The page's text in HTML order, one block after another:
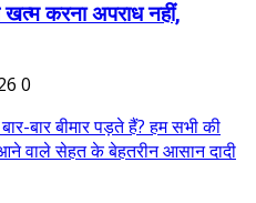
करना अपराध नहीं,
0